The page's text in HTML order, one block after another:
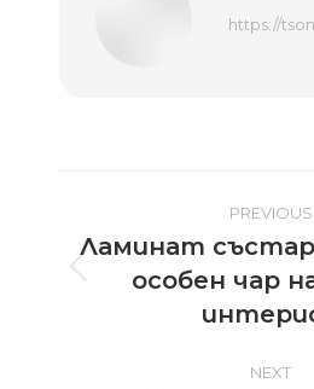
https://
navigation
PREVIOUS
Ламинат
особен чар
NEXT